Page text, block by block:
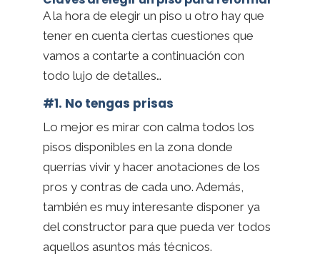
A la hora de elegir un piso u otro hay que
tener en cuenta ciertas cuestiones que
vamos a contarte a continuación con
todo lujo de detalles…
#1. No tengas prisas
Lo mejor es mirar con calma todos los
pisos disponibles en la zona donde
querrías vivir y hacer anotaciones de los
pros y contras de cada uno. Además,
también es muy interesante disponer ya
del constructor para que pueda ver todos
aquellos asuntos más técnicos.